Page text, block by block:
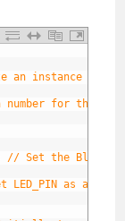
an instance of
for the
// Set the
LED_PIN as an